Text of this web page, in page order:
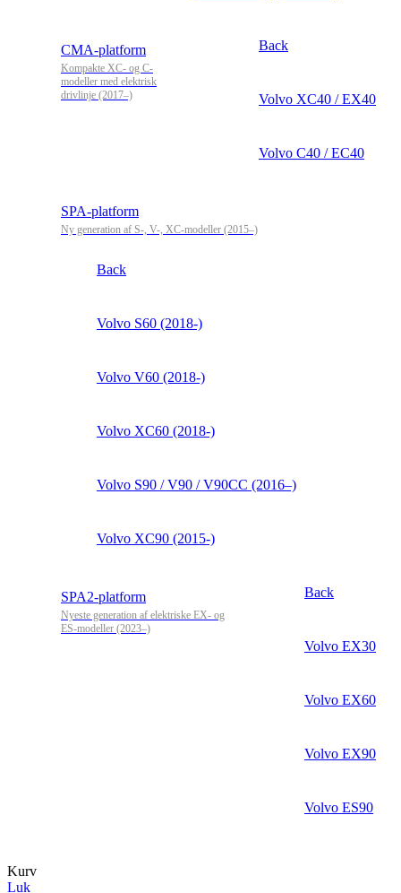
CMA-platform
Kompakte XC- og C-
modeller med elektrisk
drivlinje (2017–)
Back
Volvo XC40 / EX40
Volvo C40 / EC40
SPA-platform
Ny generation af S-, V-, XC-modeller (2015–)
Back
Volvo S60 (2018-)
Volvo V60 (2018-)
Volvo XC60 (2018-)
Volvo S90 / V90 / V90CC (2016–)
Volvo XC90 (2015-)
SPA2-platform
Nyeste generation af elektriske EX- og
ES-modeller (2023–)
Back
Volvo EX30
Volvo EX60
Volvo EX90
Volvo ES90
Kurv
Luk